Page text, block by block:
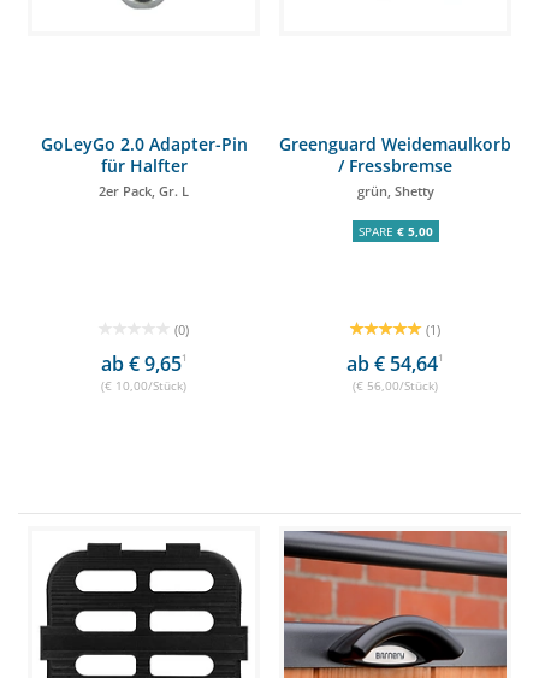
GoLeyGo 2.0 Adapter-Pin
für Halfter
2er Pack, Gr. L
(0)
ab € 9,651
(€ 10,00/Stück)
Greenguard Weidemaulkorb
/ Fressbremse
grün, Shetty
SPARE € 5,00
(1)
ab € 54,641
(€ 56,00/Stück)